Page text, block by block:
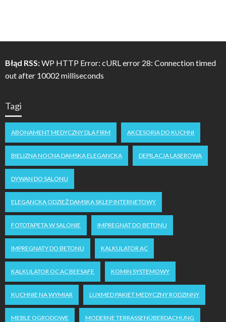
Błąd RSS:WP HTTP Error: cURL error 28: Connection timed
out after 10002 milliseconds
Tagi
ABONAMENT MEDYCZNY DLA FIRM AKCESORIA DO KUCHNI
BIELIZNA NOCNA DAMSKA ELEGANCKA DEPILACJA LASEROWA
DYWAN DO SALONU
ELEGANCKA ODZIEŻ DAMSKA SKLEP INTERNETOWY
FOTOTAPETA W SALONIE IMPREGNAT DO BETONU
IMPREGNATY DO BETONU KALKULATOR AC
KALKULATOR OC AC BEESAFE KOMIN SYSTEMOWY
KUCHNIE NA WYMIAR LUXMED PAKIET MEDYCZNY RODZINNY
MEBLE OGRODOWE MODERNE TERRASSENÜBERDACHUNG